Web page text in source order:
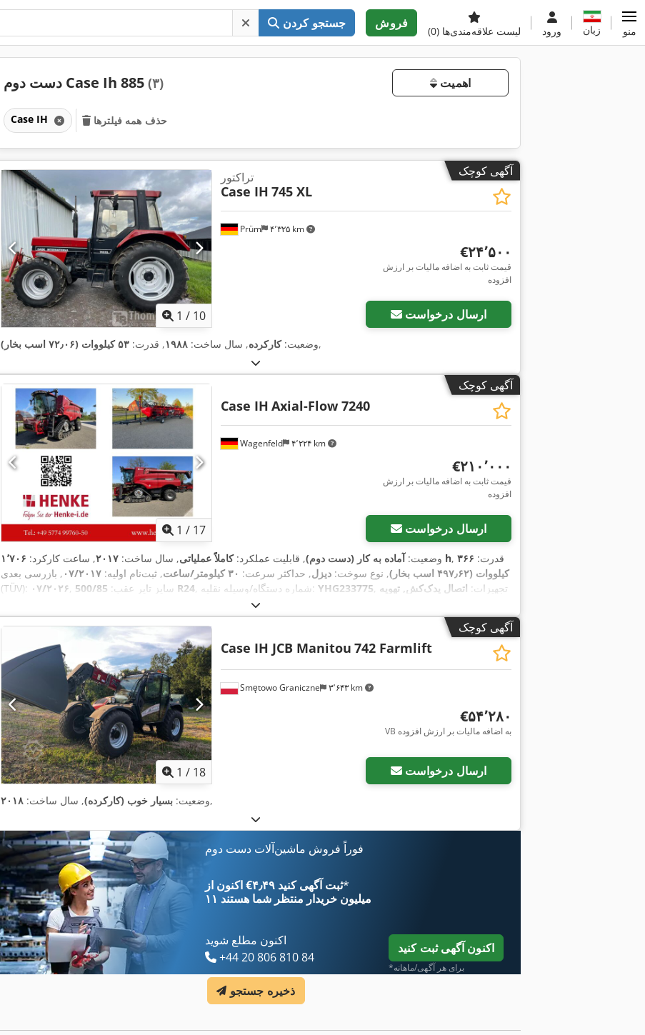
جستجو کردن فروش
لیست علاقه‌مندی‌ها (0) ورود زبان منو
دست دوم Case Ih 885 (۳) اهمیت
Case IH حذف همه فیلترها
آگهی کوچک
1 / 10
Prüm ۴٬۳۲۵ km
تراکتور
Case IH 745 XL
‎€۲۴٬۵۰۰
قیمت ثابت به اضافه مالیات بر ارزش
افزوده
ارسال درخواست
وضعیت:کارکرده, سال ساخت: ۱۹۸۸, قدرت: ۵۳ کیلووات (۷۲٫۰۶ اسب بخار) ,
آگهی کوچک
1 / 17
Wagenfeld ۴٬۲۲۴ km
Case IH Axial-Flow 7240
‎€۲۱۰٬۰۰۰
قیمت ثابت به اضافه مالیات بر ارزش
افزوده
ارسال درخواست
وضعیت:آماده به کار (دست دوم), قابلیت عملکرد:کاملاً عملیاتی, سال ساخت: ۲۰۱۷, ساعت کارکرد: ۱٬۷۰۶ h , قدرت: ۳۶۶
کیلووات (۴۹۷٫۶۲ اسب بخار)
, نوع سوخت: دیزل, حداکثر سرعت: ۳۰ کیلومتر/ساعت , ثبت‌نام اولیه: ۰۷/۲۰۱۷ , بازرسی بعدی
(TÜV): ۰۷/۲۰۲۶ , سایز تایر عقب: 500/85 R24 , شماره دستگاه/وسیله نقلیه: YHG233775 , تجهیزات: اتصال یدک‌کش, تهویه
آگهی کوچک
1 / 18
Smętowo Graniczne ۳٬۶۴۳ km
Case IH JCB Manitou 742 Farmlift
‎€۵۴٬۲۸۰
VB به اضافه مالیات بر ارزش افزوده
ارسال درخواست
وضعیت: بسیار خوب (کارکرده), سال ساخت: ۲۰۱۸ ,
فوراً فروش ماشین‌آلات دست دوم
اکنون از ‎€۴٫۴۹ ثبت آگهی کنید*
۱۱ میلیون خریدار منتظر شما هستند
اکنون مطلع شوید
+44 20 806 810 84
اکنون آگهی ثبت کنید
*برای هر آگهی/ماهانه
ذخیره جستجو